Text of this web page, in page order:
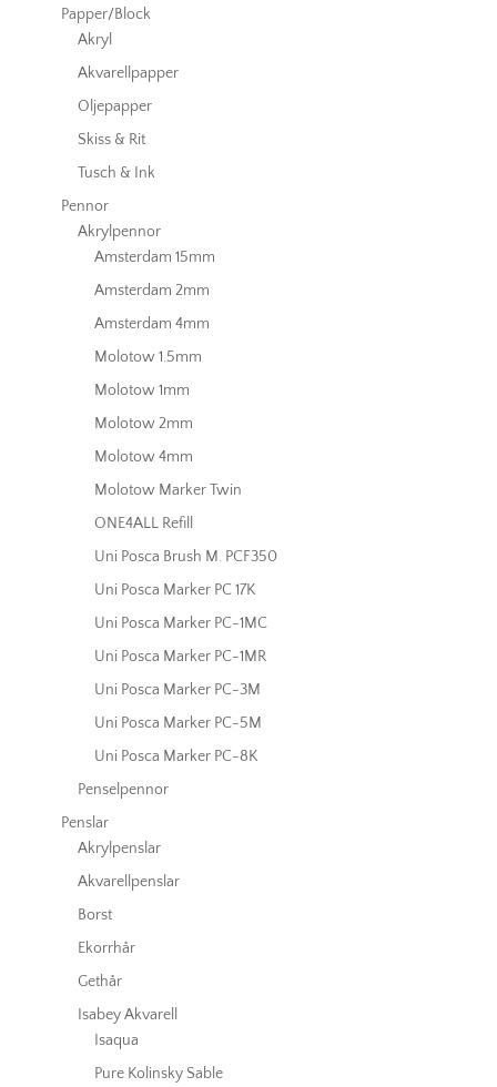
Papper/Block
Akryl
Akvarellpapper
Oljepapper
Skiss & Rit
Tusch & Ink
Pennor
Akrylpennor
Amsterdam 15mm
Amsterdam 2mm
Amsterdam 4mm
Molotow 1.5mm
Molotow 1mm
Molotow 2mm
Molotow 4mm
Molotow Marker Twin
ONE4ALL Refill
Uni Posca Brush M. PCF350
Uni Posca Marker PC 17K
Uni Posca Marker PC-1MC
Uni Posca Marker PC-1MR
Uni Posca Marker PC-3M
Uni Posca Marker PC-5M
Uni Posca Marker PC-8K
Penselpennor
Penslar
Akrylpenslar
Akvarellpenslar
Borst
Ekorrhår
Gethår
Isabey Akvarell
Isaqua
Pure Kolinsky Sable